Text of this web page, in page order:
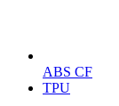
ABS CF
TPU